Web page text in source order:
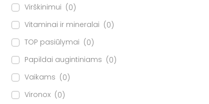
Virškinimui
0
Vitaminai ir mineralai
0
TOP pasiūlymai
0
Papildai augintiniams
0
Vaikams
0
Vironox
0